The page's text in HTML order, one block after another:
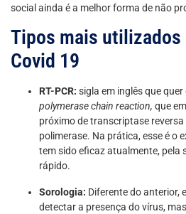
social ainda é a melhor forma de não
Tipos mais utilizados
Covid 19
RT-PCR: sigla em inglês que quer
polymerase chain reaction, que
próximo de transcriptase
polimerase. Na prática, esse é o
tem sido eficaz atualmente, pela
rápido.
Sorologia: Diferente do anterior,
detectar a presença do vírus,